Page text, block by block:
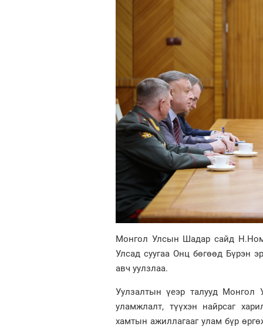
Монгол Улсын Шадар сайд
Улсад суугаа Онц бөгөөд Бүрэн
авч уулзлаа.
Уулзалтын үеэр талууд
уламжлалт, түүхэн найрсаг
хамтын ажиллагааг улам бүр